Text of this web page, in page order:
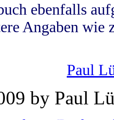
ebenfalls
Angaben wie
Paul
by Paul